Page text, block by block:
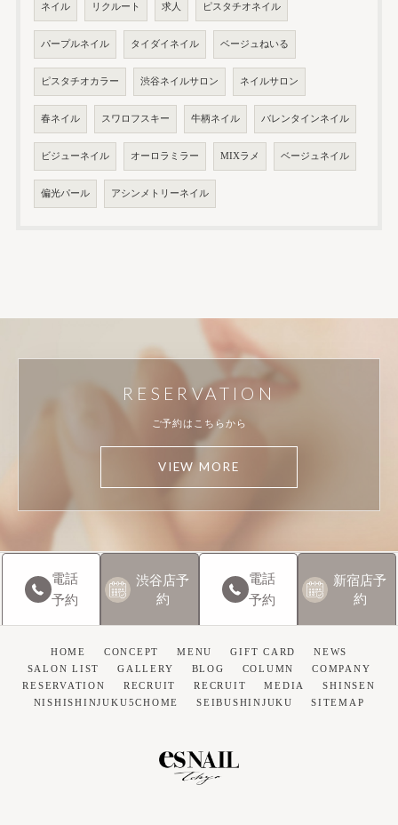
ネイル リクルート 求人 ピスタチオネイル
パープルネイル タイダイネイル ベージュねいる
ピスタチオカラー 渋谷ネイルサロン ネイルサロン
春ネイル スワロフスキー 牛柄ネイル バレンタインネイル
ビジューネイル オーロラミラー MIXラメ ベージュネイル
偏光パール アシンメトリーネイル
ご予約はこちらから
RESERVATION
VIEW MORE
電話
予約
渋谷店予
約
電話
予約
新宿店予
約
HOME CONCEPT MENU GIFT CARD
NEWS
SALON LIST
GALLERY BLOG COLUMN
COMPANY
RESERVATION
RECRUIT RECRUIT MEDIA
SHINSEN
NISHISHINJUKU5CHOME
SEIBUSHINJUKU SITEMAP